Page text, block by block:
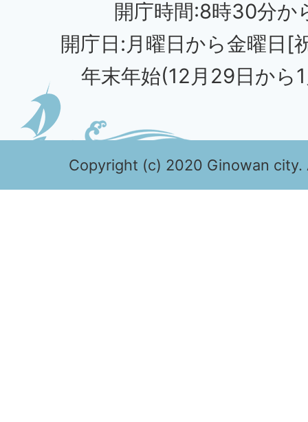
開庁時間:8時30分か
開庁日:月曜日から金曜日[
年末年始(12月29日から
Copyright (c) 2020 Ginowan city.